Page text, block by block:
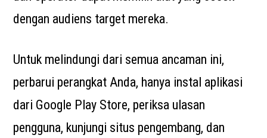
dengan audiens target mereka.
Untuk melindungi dari semua ancaman ini,
perbarui perangkat Anda, hanya instal aplikasi
dari Google Play Store, periksa ulasan
pengguna, kunjungi situs pengembang, dan